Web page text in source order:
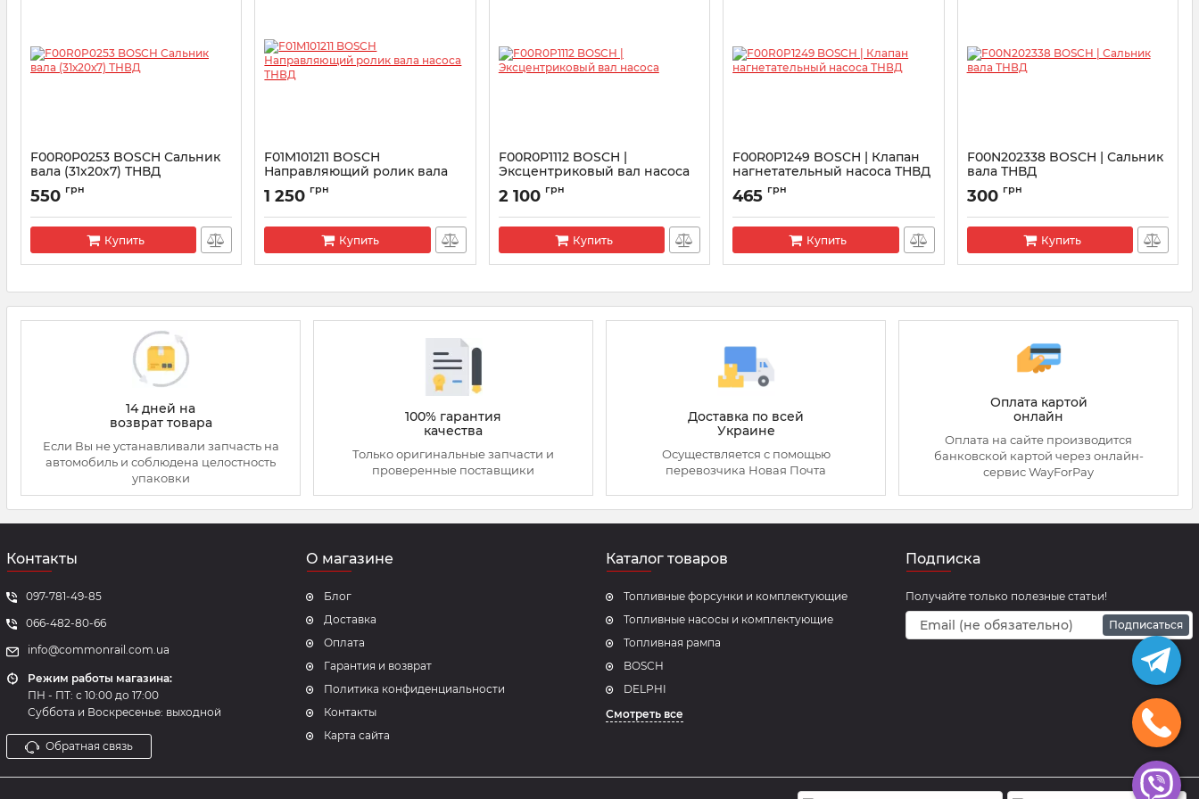
F00R0P0253 BOSCH Сальник
вала (31х20х7) ТНВД
Артикул: F00R0P0253
550 грн
Купить
F01M101211 BOSCH
Направляющий ролик вала
насоса ТНВД
Артикул:
1 250 грн
Купить
F00R0P1112 BOSCH |
Эксцентриковый вал насоса
Артикул: F00R0P1112
2 100 грн
Купить
F00R0P1249 BOSCH | Клапан
нагнетательный насоса ТНВД
Артикул: F00R0P1249
465 грн
Купить
F00N202338 BOSCH | Сальник
вала ТНВД
Артикул: F00N202338
300 грн
Купить
14 дней на
возврат товара
Если Вы не устанавливали запчасть на
автомобиль и соблюдена целостность
упаковки
100% гарантия
качества
Только оригинальные запчасти и
проверенные поставщики
Доставка по всей
Украине
Осуществляется с помощью
перевозчика Новая Почта
Оплата картой
онлайн
Оплата на сайте производится
банковской картой через онлайн-
сервис WayForPay
Контакты
097-781-49-85
066-482-80-66
info@commonrail.com.ua
Режим работы магазина:
ПН - ПТ: с 10:00 до 17:00
Суббота и Воскресенье: выходной
Обратная связь
О магазине
Блог
Доставка
Оплата
Гарантия и возврат
Политика конфиденциальности
Контакты
Карта сайта
Каталог товаров
Топливные форсунки и комплектующие
Топливные насосы и комплектующие
Топливная рампа
BOSCH
DELPHI
Смотреть все
Подписка
Получайте только полезные статьи!
Подписаться